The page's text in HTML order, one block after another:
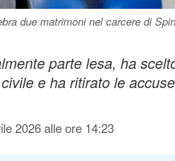
due matrimoni nel carcere di
parte lesa, ha
e ha ritirato le accuse
2026 alle ore 14:23